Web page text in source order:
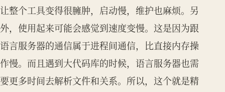
让整个工具变得很臃肿，启动慢，维护也麻烦。另
外，使用起来可能会感觉到速度变慢。这是因为跟
语言服务器的通信属于进程间通信，比直接内存操
作慢。而且遇到大代码库的时候，语言服务器也需
要更多时间去解析文件和关系。所以，这个就是精